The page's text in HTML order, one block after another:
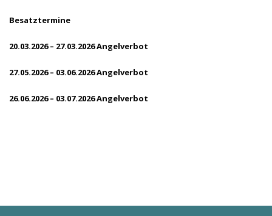
Besatztermine
20.03.2026 – 27.03.2026 Angelverbot
27.05.2026 – 03.06.2026 Angelverbot
26.06.2026 – 03.07.2026 Angelverbot